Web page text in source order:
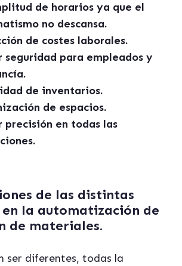
de horarios ya que el
no descansa.
de costes laborales.
seguridad para empleados y
de inventarios.
de espacios.
precisión en todas las
de las distintas
la automatización de
de materiales.
ser diferentes, todas la